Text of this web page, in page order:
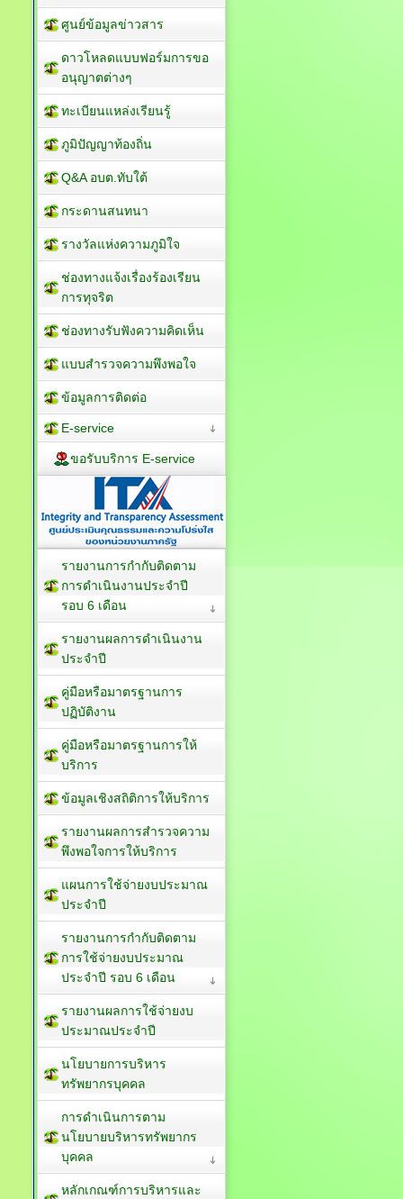
ศูนย์ข้อมูลข่าวสาร
ดาวโหลดแบบฟอร์มการขอ
อนุญาตต่างๆ
ทะเบียนแหล่งเรียนรู้
ภูมิปัญญาท้องถิ่น
Q&A อบต.ทับใต้
กระดานสนทนา
รางวัลแห่งความภูมิใจ
ช่องทางแจ้งเรื่องร้องเรียน
การทุจริต
ช่องทางรับฟังความคิดเห็น
แบบสำรวจความพึงพอใจ
ข้อมูลการติดต่อ
E-service
ขอรับบริการ E-service
รายงานการกำกับติดตาม
การดำเนินงานประจำปี
รอบ 6 เดือน
รายงานผลการดำเนินงาน
ประจำปี
คู่มือหรือมาตรฐานการ
ปฏิบัติงาน
คู่มือหรือมาตรฐานการให้
บริการ
ข้อมูลเชิงสถิติการให้บริการ
รายงานผลการสำรวจความ
พึงพอใจการให้บริการ
แผนการใช้จ่ายงบประมาณ
ประจำปี
รายงานการกำกับติดตาม
การใช้จ่ายงบประมาณ
ประจำปี รอบ 6 เดือน
รายงานผลการใช้จ่ายงบ
ประมาณประจำปี
นโยบายการบริหาร
ทรัพยากรบุคคล
การดำเนินการตาม
นโยบายบริหารทรัพยากร
บุคคล
หลักเกณฑ์การบริหารและ